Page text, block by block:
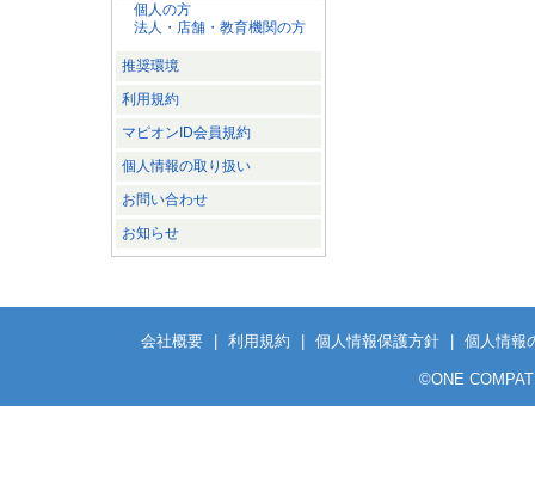
個人の方
法人・店舗・教育機関の方
推奨環境
利用規約
マピオンID会員規約
個人情報の取り扱い
お問い合わせ
お知らせ
会社概要 利用規約 個人情報保護方針 個人情報
©ONE